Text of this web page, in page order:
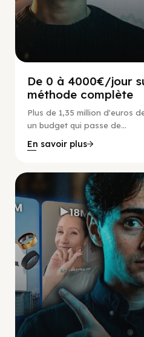
De 0 à 4000€/jour
méthode complète
Plus de 1,35 million d'euros
un budget qui passe de...
En savoir plus